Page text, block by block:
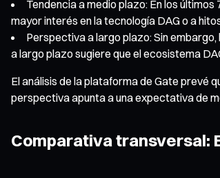
Tendencia a medio plazo: En los
mayor interés en la tecnología DAG o a
Perspectiva a largo plazo: Sin
a largo plazo sugiere que el ecosistema
El análisis de la plataforma de Gate prevé
perspectiva apunta a una expectativa de
Comparativa transversal: